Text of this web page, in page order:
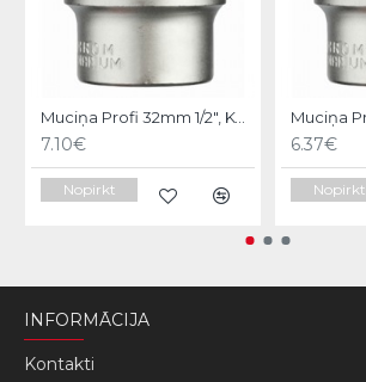
Muciņa Profi 32mm 1/2", KWB
7.10€
Nopirkt
6.37€
Nopirkt
INFORMĀCIJA
Kontakti